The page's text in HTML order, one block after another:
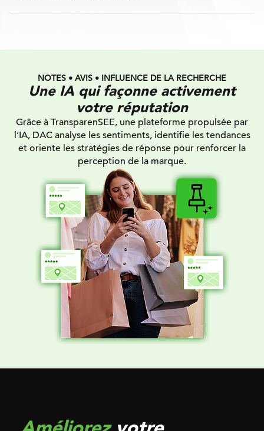
NOTES • AVIS • INFLUENCE DE LA RECHERCHE
Une IA qui façonne activement
votre réputation
Grâce à TransparenSEE, une plateforme propulsée par
l’IA, DAC analyse les sentiments, identifie les tendances
et oriente les stratégies de réponse pour renforcer la
perception de la marque.